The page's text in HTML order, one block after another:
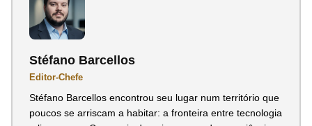
Stéfano Barcellos
Editor-Chefe
Stéfano Barcellos encontrou seu lugar num território que
poucos se arriscam a habitar: a fronteira entre tecnologia